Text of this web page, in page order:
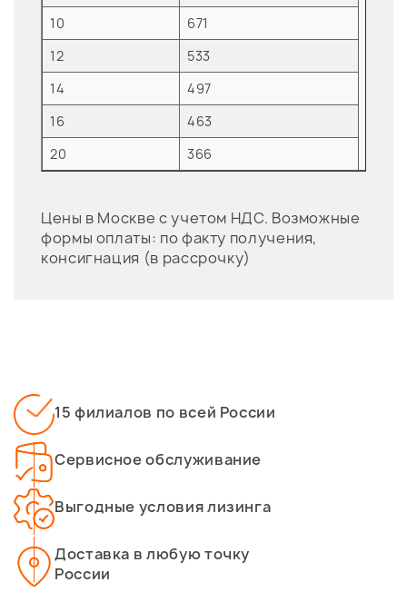
10
671
12
533
14
497
16
463
20
366
Цены в Москве с учетом НДС. Возможные
формы оплаты: по факту получения,
консигнация (в рассрочку)
15 филиалов по всей России
Сервисное обслуживание
Выгодные условия лизинга
Доставка в любую точку
России